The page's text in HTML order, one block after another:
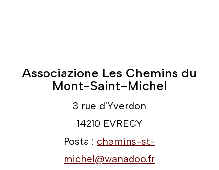
Associazione Les Chemins du
Mont-Saint-Michel
3 rue d'Yverdon
14210 EVRECY
Posta : chemins-st-
michel@wanadoo.fr